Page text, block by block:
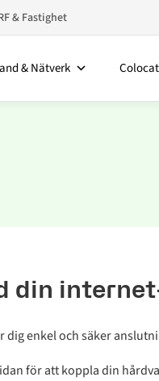
& Fastighet
& Nätverk
din
dig enkel och säker
för att koppla din h